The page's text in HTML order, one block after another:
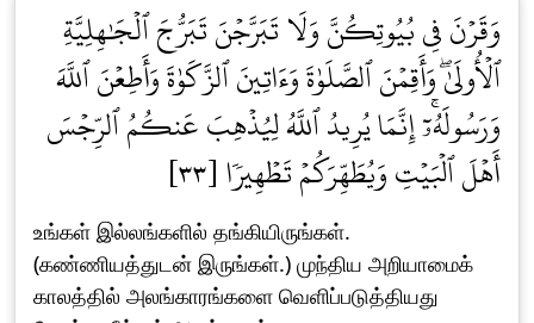
وَقَرۡنَ فِي بُيُوتِكُنَّ وَلَا تَبَرَّجۡنَ تَبَرُّجَ ٱلۡجَٰهِلِيَّةِ
ٱلۡأُولَىٰۖ وَأَقِمۡنَ ٱلصَّلَوٰةَ وَءَاتِينَ ٱلزَّكَوٰةَ وَأَطِعۡنَ ٱللَّهَ
وَرَسُولَهُۥٓۚ إِنَّمَا يُرِيدُ ٱللَّهُ لِيُذۡهِبَ عَنكُمُ ٱلرِّجۡسَ
أَهۡلَ ٱلۡبَيۡتِ وَيُطَهِّرَكُمۡ تَطۡهِيرٗا [٣٣]
உங்கள் இல்லங்களில் தங்கியிருங்கள்.
(கண்ணியத்துடன் இருங்கள்.) முந்திய அறியாமைக்
காலத்தில் அலங்காரங்களை வெளிப்படுத்தியது